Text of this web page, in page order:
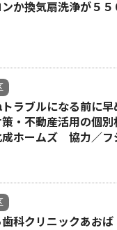
か換気扇洗浄が５５
ラブルになる前に早
策・不動産活用の個
成ホームズ 協力／フ
歯科クリニックあお